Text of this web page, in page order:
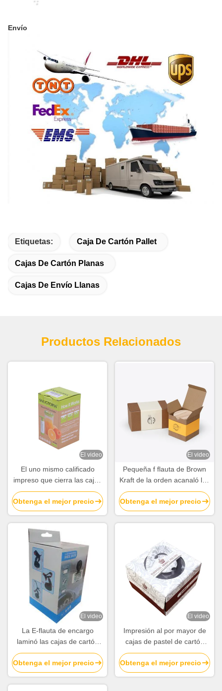
Envío
Etiquetas: Caja De Cartón Pallet
Cajas De Cartón Planas
Cajas De Envío Llanas
Productos Relacionados
El video
El uno mismo calificado
impreso que cierra las cajas
de papel acanaladas
embotella al proveedor de
empaquetado
Obtenga el mejor precio
El video
Pequeña f flauta de Brown
Kraft de la orden acanaló las
cajas del cartón que
empaquetaban en venta
Obtenga el mejor precio
El video
La E-flauta de encargo
laminó las cajas de cartón
acanalado para el paquete
de los soportes del teléfono
Obtenga el mejor precio
El video
Impresión al por mayor de
cajas de pastel de cartón
corrugado de lujo
personalizado con mango
Obtenga el mejor precio